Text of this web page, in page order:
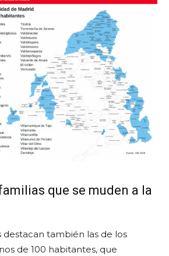
que se muden a la
destacan también las de los
de 100 habitantes, que